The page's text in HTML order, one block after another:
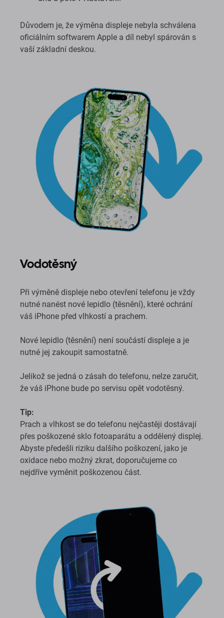
Důvodem je, že výměna displeje nebyla schválena
oficiálním softwarem Apple a díl nebyl spárován s
vaší základní deskou.
Vodotěsný
Při výměně displeje nebo otevření telefonu je vždy
nutné nanést nové lepidlo (těsnění), které ochrání
váš iPhone před vlhkostí a prachem.
Nové lepidlo (těsnění) není součástí displeje a je
nutné jej zakoupit samostatně.
Jelikož se jedná o zásah do telefonu, nelze zaručit,
že váš iPhone bude po servisu opět vodotěsný.
Tip:
Prach a vlhkost se do telefonu nejčastěji dostávají
přes poškozené sklo fotoaparátu a oddělený displej.
Abyste předešli riziku dalšího poškození, jako je
oxidace nebo možný zkrat, doporučujeme co
nejdříve vyměnit poškozenou část.